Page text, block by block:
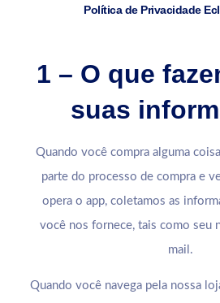
Política de Privacidade
1 – O que
suas
Quando você compra alguma
parte do processo de compra e
opera o app, coletamos as
você nos fornece, tais como seu
mail.
Quando você navega pela nossa